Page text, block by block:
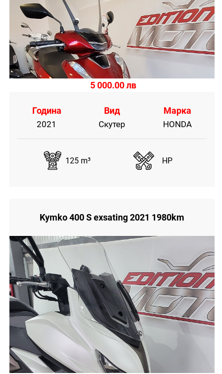
5 000.00 лв
Година
2021
Вид
Скутер
Марка
HONDA
125 m³ HP
Kymko 400 S exsating 2021 1980km